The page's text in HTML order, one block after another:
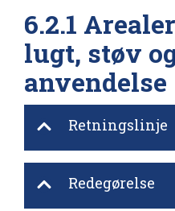
6.2.1
lugt, støv
anvendelse
Retningslinje
Redegørelse